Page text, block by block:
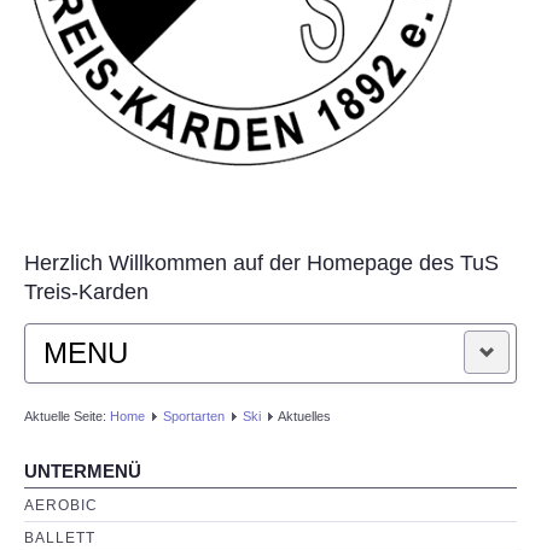
Herzlich Willkommen auf der Homepage des TuS
Treis-Karden
MENU
STARTSEITE
AKTUELLES
VEREIN
Aktuelle Seite: Home Sportarten Ski Aktuelles
UNTERMENÜ
AEROBIC
BALLETT